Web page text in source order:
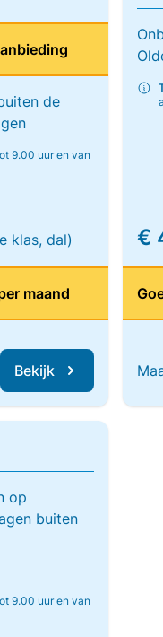
de
9.00 uur en van
klas, dal)
maand
Bekijk
€
op
buiten
9.00 uur en van